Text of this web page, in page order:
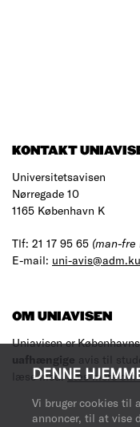
DENNE
Vi bruger cookies til
annoncer, til at vise
KONTAKT
Universitetsavisen
Nørregade 10
1165 København K
Tlf: 21 17 95 65 (man-fre
E-mail: uni-
OM UNIAVISEN
Uniavisen er
uafhængige avis til
læse med.Læs mere om